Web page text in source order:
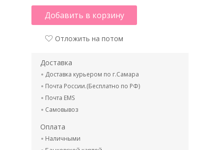
Добавить в корзину
Отложить на потом
Доставка
Доставка курьером по г.Самара
Почта России.(Бесплатно по РФ)
Почта EMS
Самовывоз
Оплата
Наличными